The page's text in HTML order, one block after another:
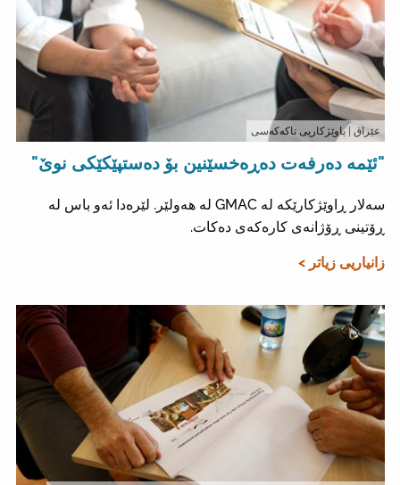
عێراق | ياوێژکاریی تاکەکەسی
"ئێمە دەرفەت دەڕەخسێنین بۆ دەستپێکێکی نوێ"
سەلار ڕاوێژکارێکە لە GMAC لە هەولێر. لێرەدا ئەو باس لە
ڕۆتینی ڕۆژانەی کارەکەی دەکات.
زانیاریی زیاتر >